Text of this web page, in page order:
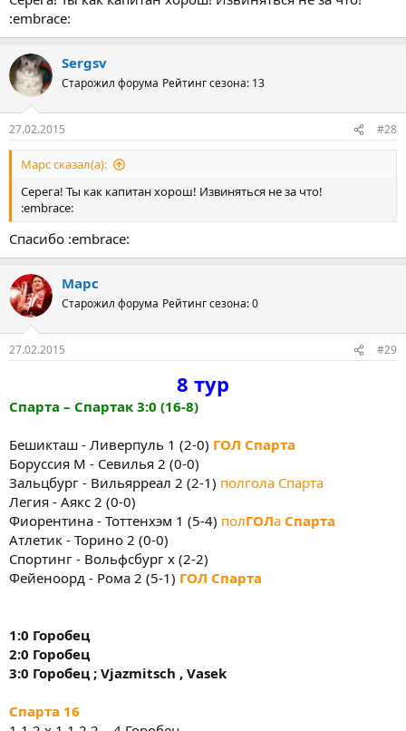
:embrace:
Sergsv
Старожил форума Рейтинг сезона: 13
27.02.2015 #28
Марс сказал(а):
Серега! Ты как капитан хорош! Извиняться не за что!
:embrace:
Спасибо :embrace:
Марс
Старожил форума Рейтинг сезона: 0
27.02.2015 #29
8 тур
Спарта – Спартак 3:0 (16-8)
Бешикташ - Ливерпуль 1 (2-0) ГОЛ Спарта
Боруссия М - Севилья 2 (0-0)
Зальцбург - Вильярреал 2 (2-1) полгола Спарта
Легия - Аякс 2 (0-0)
Фиорентина - Тоттенхэм 1 (5-4) полГОЛа Спарта
Атлетик - Торино 2 (0-0)
Спортинг - Вольфсбург х (2-2)
Фейеноорд - Рома 2 (5-1) ГОЛ Спарта
1:0 Горобец
2:0 Горобец
3:0 Горобец ; Vjazmitsch , Vasek
Спарта 16